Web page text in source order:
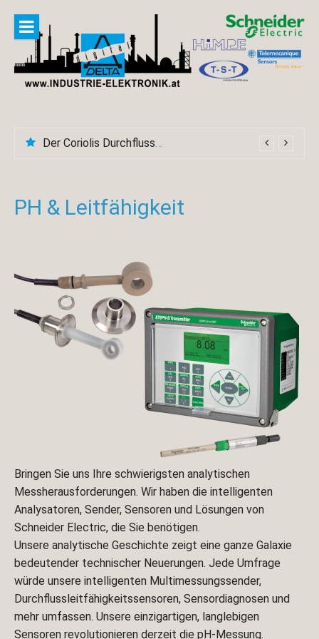
content
Der Coriolis Durchflussmesser CFS600A
PH & Leitfähigkeit
Bringen Sie uns Ihre schwierigsten analytischen
Messherausforderungen. Wir haben die intelligenten
Analysatoren, Sender, Sensoren und Lösungen von
Schneider Electric, die Sie benötigen.
Unsere analytische Geschichte zeigt eine ganze Galaxie
bedeutender technischer Neuerungen. Jede Umfrage
würde unsere intelligenten Multimessungssender,
Durchflussleitfähigkeitssensoren, Sensordiagnosen und
mehr umfassen. Unsere einzigartigen, langlebigen
Sensoren revolutionieren derzeit die pH-Messung.